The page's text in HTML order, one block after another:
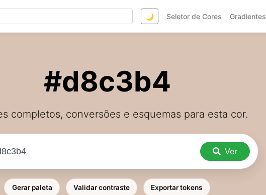
🌙 Seletor de Cores Gradientes
#d8c3b4
completos, conversões e esquemas para esta cor.
Ver
Gerar paleta Validar contraste Exportar tokens